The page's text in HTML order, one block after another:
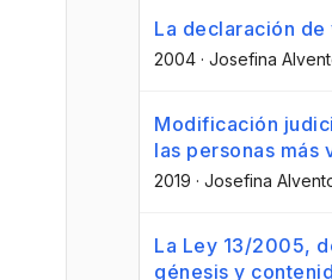
La declaración
2004 · Josefina
Modificación
las personas más
2019 · Josefina
La Ley 13/2005,
génesis y